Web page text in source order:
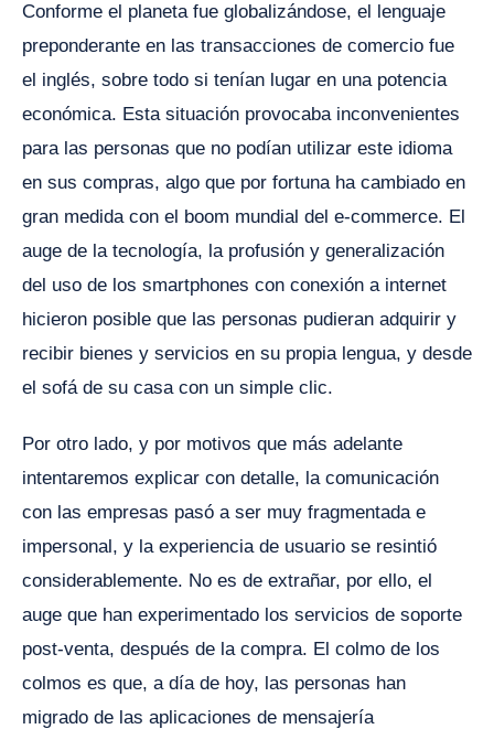
Conforme el planeta fue globalizándose, el lenguaje
preponderante en las transacciones de comercio fue
el inglés, sobre todo si tenían lugar en una potencia
económica. Esta situación provocaba inconvenientes
para las personas que no podían utilizar este idioma
en sus compras, algo que por fortuna ha cambiado en
gran medida con el boom mundial del e-commerce. El
auge de la tecnología, la profusión y generalización
del uso de los smartphones con conexión a internet
hicieron posible que las personas pudieran adquirir y
recibir bienes y servicios en su propia lengua, y desde
el sofá de su casa con un simple clic.
Por otro lado, y por motivos que más adelante
intentaremos explicar con detalle, la comunicación
con las empresas pasó a ser muy fragmentada e
impersonal, y la experiencia de usuario se resintió
considerablemente. No es de extrañar, por ello, el
auge que han experimentado los servicios de soporte
post-venta, después de la compra. El colmo de los
colmos es que, a día de hoy, las personas han
migrado de las aplicaciones de mensajería